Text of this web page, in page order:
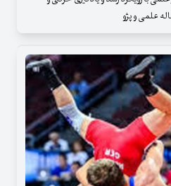
علمی و پژو